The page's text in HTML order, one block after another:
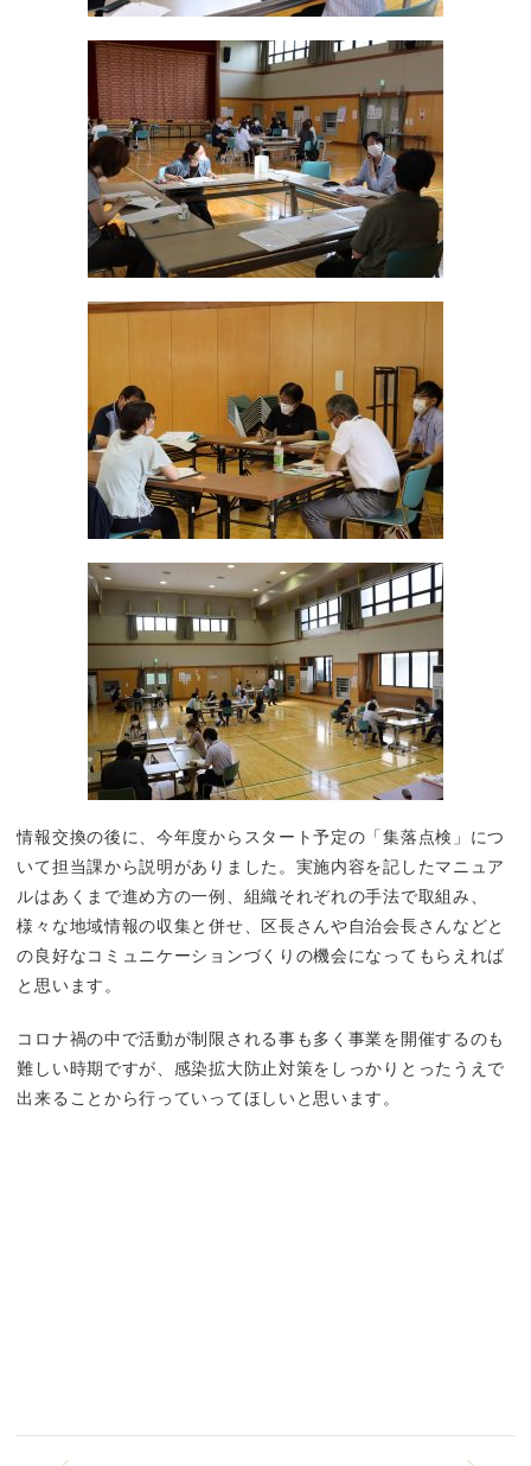
情報交換の後に、今年度からスタート予定の「集落点検」につ
いて担当課から説明がありました。実施内容を記したマニュア
ルはあくまで進め方の一例、組織それぞれの手法で取組み、
様々な地域情報の収集と併せ、区長さんや自治会長さんなどと
の良好なコミュニケーションづくりの機会になってもらえれば
と思います。
コロナ禍の中で活動が制限される事も多く事業を開催するのも
難しい時期ですが、感染拡大防止対策をしっかりとったうえで
出来ることから行っていってほしいと思います。